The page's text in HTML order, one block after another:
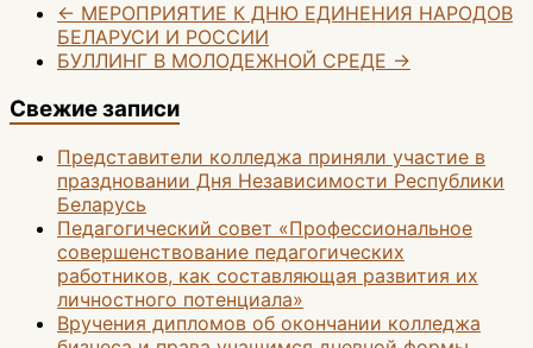
← МЕРОПРИЯТИЕ К ДНЮ ЕДИНЕНИЯ НАРОДОВ
БЕЛАРУСИ И РОССИИ
БУЛЛИНГ В МОЛОДЕЖНОЙ СРЕДЕ →
Свежие записи
Представители колледжа приняли участие в
праздновании Дня Независимости Республики
Беларусь
Педагогический совет «Профессиональное
совершенствование педагогических
работников, как составляющая развития их
личностного потенциала»
Вручения дипломов об окончании колледжа